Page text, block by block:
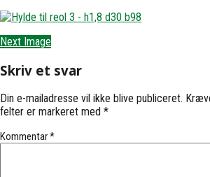
Next Image
Skriv et svar
Din e-mailadresse vil ikke blive publiceret.
felter er markeret med *
Kommentar*